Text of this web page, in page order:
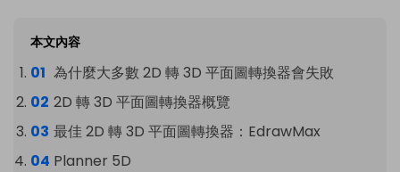
本文內容
為什麼大多數 2D 轉 3D 平面圖轉換器會失敗
2D 轉 3D 平面圖轉換器概覽
最佳 2D 轉 3D 平面圖轉換器：EdrawMax
Planner 5D